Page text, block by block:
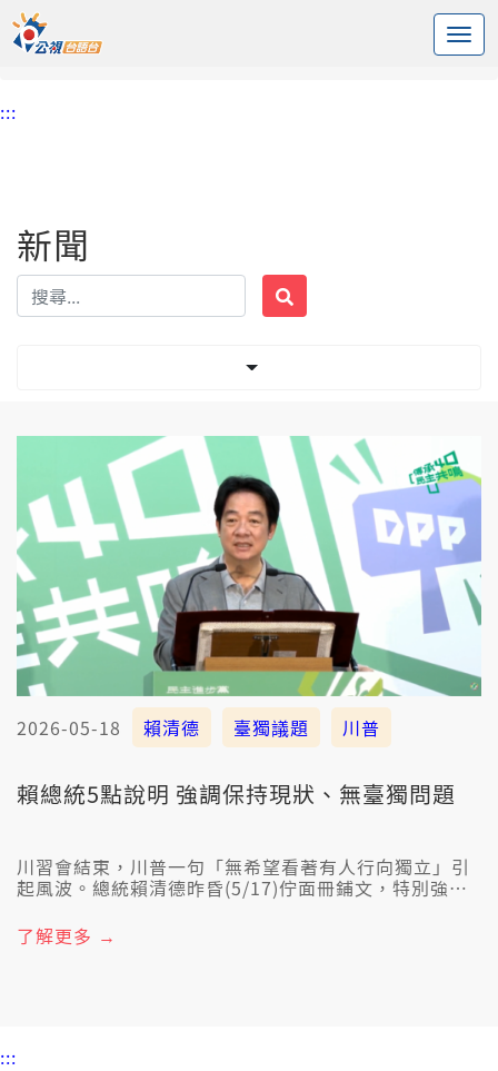
中央內容區塊
頭頁
:::
新聞
2026-05-18 賴清德 臺獨議題 川普
賴總統5點說明 強調保持現狀、無臺獨問題
川習會結束，川普一句「無希望看著有人行向獨立」引
起風波。總統賴清德昨昏(5/17)佇面冊鋪文，特別強調
了解更多 →
:::